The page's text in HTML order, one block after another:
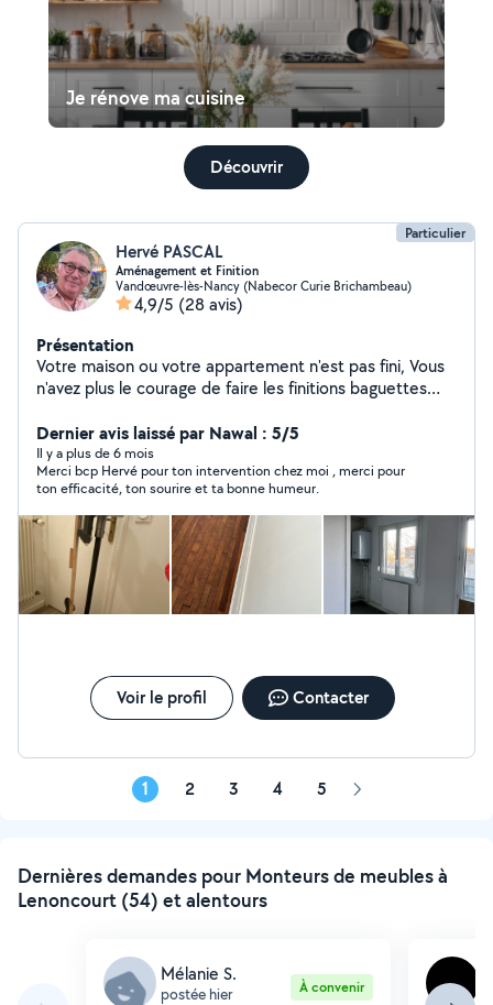
Je rénove ma cuisine
Découvrir
Particulier
Hervé PASCAL
Aménagement et Finition
Vandœuvre-lès-Nancy (Nabecor Curie Brichambeau)
4,9/5 (28 avis)
Présentation
Votre maison ou votre appartement n'est pas fini, Vous
n'avez plus le courage de faire les finitions baguettes
meubles . N'hésitez pas à me contacter. ,Tous travaux
divers d'intérieur et d'extérieur. Travail soigné et
ponctuel. N'hésitez pas à me questionner . A très
bientôt. Le bricoleur en qui vous pouvez avoir confiance.
Dernier avis laissé par Nawal : 5/5
Il y a plus de 6 mois
Merci bcp Hervé pour ton intervention chez moi , merci pour
ton efficacité, ton sourire et ta bonne humeur.
Voir le profil Contacter
1 2 3 4 5 Page
Dernières demandes pour Monteurs de meubles à
Lenoncourt (54) et alentours
Mélanie S.
postée hier À convenir